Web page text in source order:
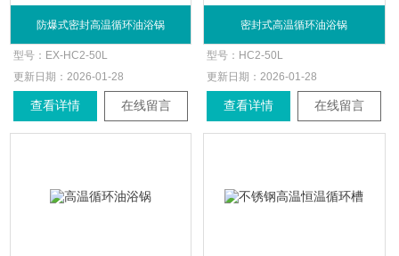
防爆式密封高温循环油浴锅
型号： EX-HC2-50L
更新日期： 2026-01-28
查看详情 在线留言
密封式高温循环油浴锅
型号： HC2-50L
更新日期： 2026-01-28
查看详情 在线留言